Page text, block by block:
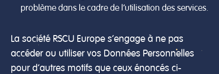
problème dans le cadre de l’utilisation des services.
La société RSCU Europe s’engage à ne pas
accéder ou utiliser vos Données Personnelles
pour d’autres motifs que ceux énoncés ci-